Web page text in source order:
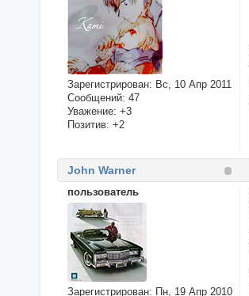
Зарегистрирован: Вс, 10 Апр 2011
Сообщений: 47
Уважение: +3
Позитив: +2
John Warner
пользователь
Зарегистрирован: Пн, 19 Апр 2010